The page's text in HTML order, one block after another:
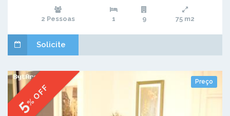
2 Pessoas 1 9 75 m2
Solicite
Preço
5% OFF